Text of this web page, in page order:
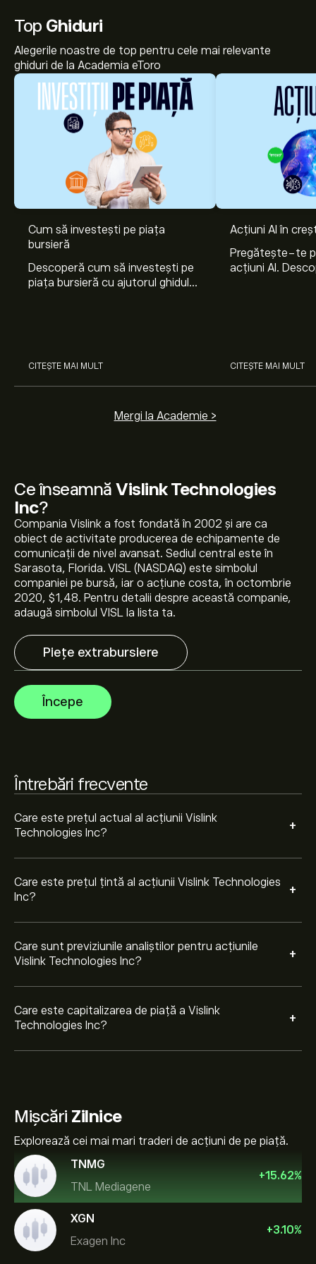
Ce înseamnă Vislink Technologies
Inc?
Compania Vislink a fost fondată în 2002 și are ca
obiect de activitate producerea de echipamente de
comunicații de nivel avansat. Sediul central este în
Sarasota, Florida. VISL (NASDAQ) este simbolul
companiei pe bursă, iar o acțiune costa, în octombrie
2020, $1,48. Pentru detalii despre această companie,
adaugă simbolul VISL la lista ta.
Piețe extrabursiere
Începe
Top Ghiduri
Alegerile noastre de top pentru cele mai relevante
ghiduri de la Academia eToro
Cum să investești pe piața
bursieră
Descoperă cum să investești pe
piața bursieră cu ajutorul ghidului
CITEȘTE MAI MULT
Acțiuni AI în
Pregătește-te
acțiuni AI.
CITEȘTE MAI MULT
Mergi la Academie >
Întrebări frecvente
Care este prețul actual al acțiunii Vislink
Technologies Inc?
+
Prețul actual al acțiunilor VISL este 2.79‎$‎.
Care este prețul țintă al acțiunii Vislink Technologies
Inc?
+
Prețul țintă mediu pentru acțiunile Vislink Technologies
Inc este 2.79‎$‎. Creează-ți un cont
Care sunt previziunile analiștilor pentru acțiunile
Vislink Technologies Inc?
+
Analiștii oferă previziuni pentru acțiunile Vislink
Technologies Inc bazate pe tendințele pieței, rapoarte
financiare și creșterea estimată. Verifică cele mai
recente previziuni pentru mișcările viitoare de preț.
Care este capitalizarea de piață a Vislink
Technologies Inc?
+
Mișcări Zilnice
Explorează cei mai mari traderi de acțiuni de pe piață.
TNMG
TNL Mediagene
+15.62%
XGN
Exagen Inc
+3.10%